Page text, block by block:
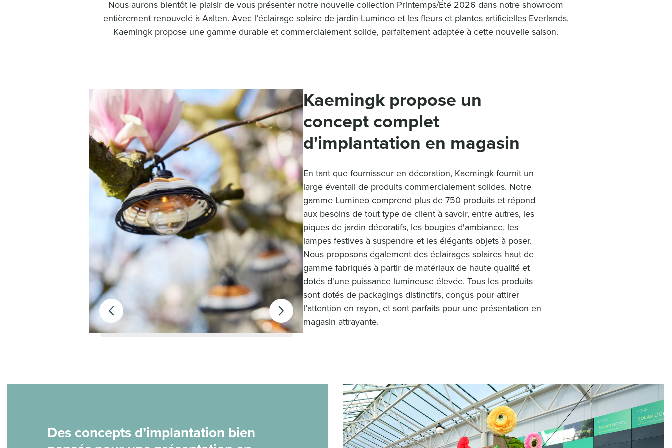
Nous aurons bientôt le plaisir de vous présenter notre nouvelle collection Printemps/Été 2026 dans notre showroom
entièrement renouvelé à Aalten. Avec l’éclairage solaire de jardin Lumineo et les fleurs et plantes artificielles Everlands,
Kaemingk propose une gamme durable et commercialement solide, parfaitement adaptée à cette nouvelle saison.
Kaemingk propose un
concept complet
d'implantation en magasin
En tant que fournisseur en décoration, Kaemingk fournit un
large éventail de produits commercialement solides. Notre
gamme Lumineo comprend plus de 750 produits et répond
aux besoins de tout type de client à savoir, entre autres, les
piques de jardin décoratifs, les bougies d'ambiance, les
lampes festives à suspendre et les élégants objets à poser.
Nous proposons également des éclairages solaires haut de
gamme fabriqués à partir de matériaux de haute qualité et
dotés d'une puissance lumineuse élevée. Tous les produits
sont dotés de packagings distinctifs, conçus pour attirer
l’attention en rayon, et sont parfaits pour une présentation en
magasin attrayante.
Des concepts d’implantation bien